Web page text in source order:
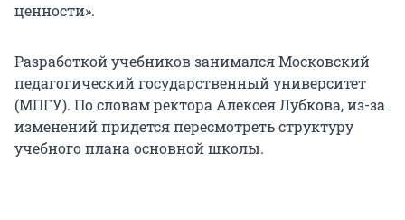
ценности».
Разработкой учебников занимался Московский
педагогический государственный университет
(МПГУ). По словам ректора Алексея Лубкова, из-за
изменений придется пересмотреть структуру
учебного плана основной школы.